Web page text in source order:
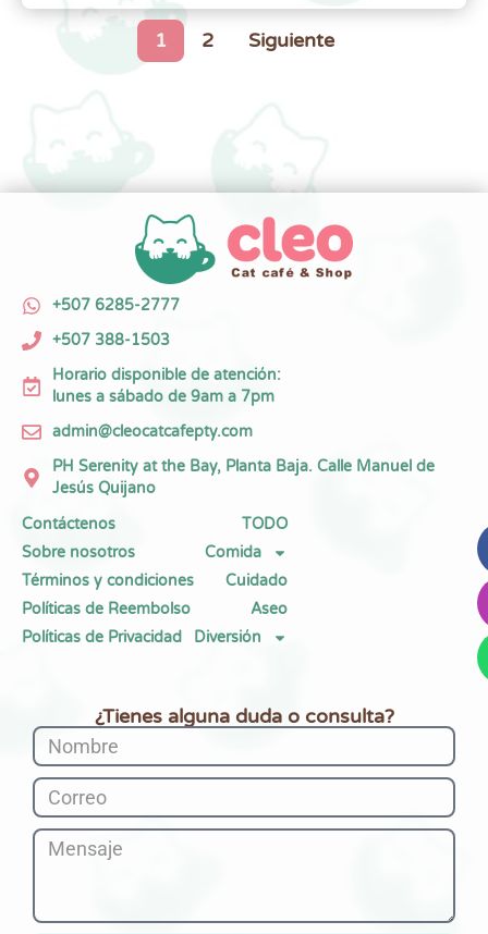
1 2 Siguiente
+507 6285-2777
+507 388-1503
Horario disponible de atención:
lunes a sábado de 9am a 7pm
admin@cleocatcafepty.com
PH Serenity at the Bay, Planta Baja. Calle Manuel de
Jesús Quijano
Contáctenos
Sobre nosotros
Términos y condiciones
Políticas de Reembolso
Políticas de Privacidad
TODO
Comida
Cuidado
Aseo
Diversión
¿Tienes alguna duda o consulta?